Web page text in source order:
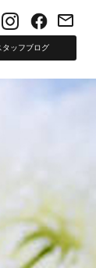
タッフブログ